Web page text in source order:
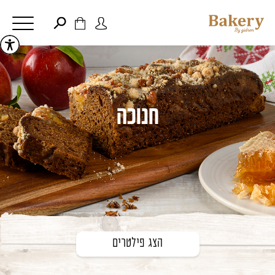
חלונית
עגלה
חלונית
משתמש
אין מוצרים בעגלה
סגור
כבר רשומים? התחברו
זכור אותי שכחתי סיסמה
חנוכה
הצג פילטרים